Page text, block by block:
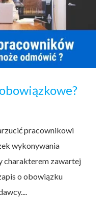
pracownikowi
wykonywania
charakterem zawartej
o obowiązku